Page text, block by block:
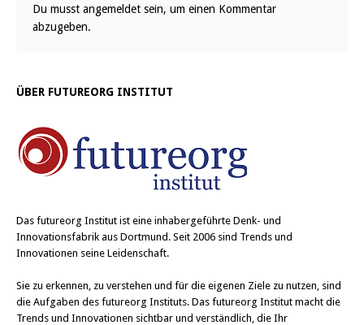
Du musst angemeldet sein, um einen Kommentar
abzugeben.
ÜBER FUTUREORG INSTITUT
Das futureorg Institut ist eine inhabergeführte Denk- und
Innovationsfabrik aus Dortmund. Seit 2006 sind Trends und
Innovationen seine Leidenschaft.
Sie zu erkennen, zu verstehen und für die eigenen Ziele zu nutzen, sind
die Aufgaben des futureorg Instituts. Das futureorg Institut macht die
Trends und Innovationen sichtbar und verständlich, die Ihr